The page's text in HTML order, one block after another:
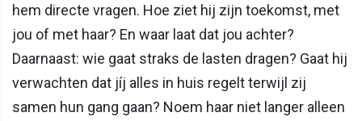
hem directe vragen. Hoe ziet hij zijn toekomst, met
jou of met haar? En waar laat dat jou achter?
Daarnaast: wie gaat straks de lasten dragen? Gaat hij
verwachten dat jíj alles in huis regelt terwijl zij
samen hun gang gaan? Noem haar niet langer alleen